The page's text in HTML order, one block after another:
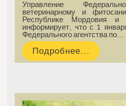
Управление
ветеринарному и
Республике Мордовия и
информирует, что с 1
Федерального агентства по…
Подробнее...